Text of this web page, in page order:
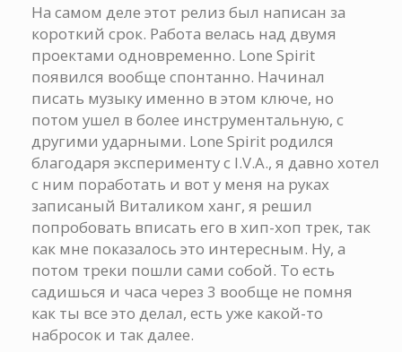
На самом деле этот релиз был написан за
короткий срок. Работа велась над двумя
проектами одновременно. Lone Spirit
появился вообще спонтанно. Начинал
писать музыку именно в этом ключе, но
потом ушел в более инструментальную, с
другими ударными. Lone Spirit родился
благодаря эксперименту с I.V.A., я давно хотел
с ним поработать и вот у меня на руках
записаный Виталиком ханг, я решил
попробовать вписать его в хип-хоп трек, так
как мне показалось это интересным. Ну, а
потом треки пошли сами собой. То есть
садишься и часа через 3 вообще не помня
как ты все это делал, есть уже какой-то
набросок и так далее.